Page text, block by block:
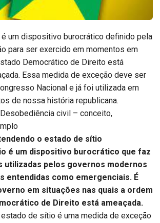
um dispositivo burocrático definido pela
para ser exercido em momentos em
Democrático de Direito está
Essa medida de exceção deve ser
Nacional e já foi utilizada em
de nossa história republicana.
civil – conceito,
o estado de sítio
é um dispositivo burocrático que faz
utilizadas pelos governos modernos
entendidas como emergenciais. É
em situações nas quais a ordem
de Direito está ameaçada.
de sítio é uma medida de exceção